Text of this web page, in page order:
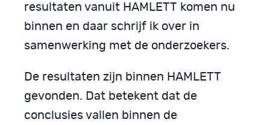
resultaten vanuit HAMLETT komen nu
binnen en daar schrijf ik over in
samenwerking met de onderzoekers.
De resultaten zijn binnen HAMLETT
gevonden. Dat betekent dat de
conclusies vallen binnen de